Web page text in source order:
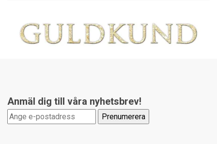
Anmäl dig till våra nyhetsbrev!